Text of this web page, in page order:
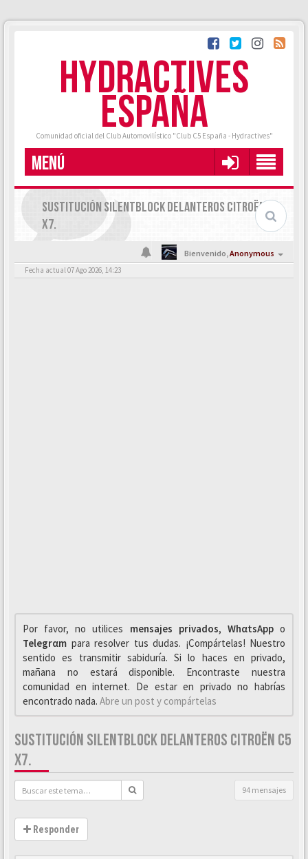
HYDRACTIVES
ESPAÑA
Comunidad oficial del Club Automovilístico "Club C5 España - Hydractives"
MENÚ
SUSTITUCIÓN SILENTBLOCK DELANTEROS CITROËN C5
X7.
Bienvenido,Anonymous
Fecha actual 07 Ago 2026, 14:23
Por favor, no utilices mensajes privados, WhαtsAppo
Telegrαm para resolver tus dudas. ¡Compártelas! Nuestro
sentido es transmitir sabiduría. Si lo haces en privado,
mañana no estará disponible. Encontraste nuestra
comunidad en internet. De estar en privado no habrías
encontrado nada. Abre un post y compártelas
SUSTITUCIÓN SILENTBLOCK DELANTEROS CITROËN C5
X7.
94 mensajes
Responder